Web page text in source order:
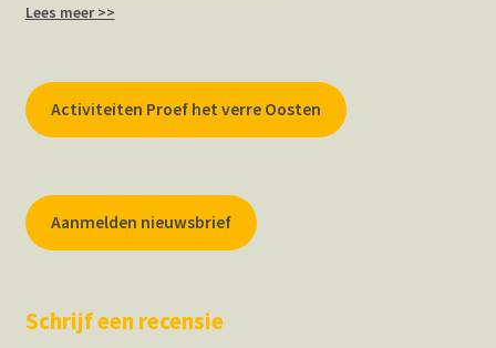
Lees meer >>
Activiteiten Proef het verre Oosten
Aanmelden nieuwsbrief
Schrijf een recensie